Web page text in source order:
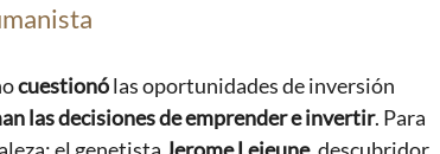
cuestionó las oportunidades de inversión
las decisiones de emprender e invertir. Para
el genetista Jerome Lejeune, descubridor